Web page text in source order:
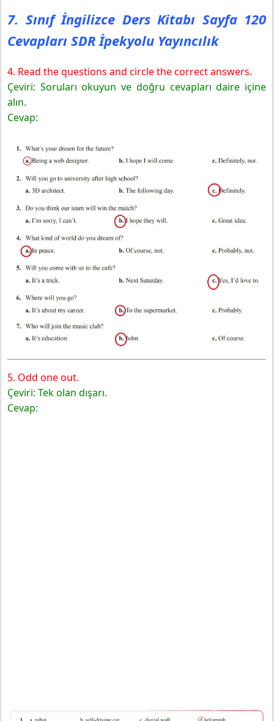
7. Sınıf İngilizce Ders Kitabı Sayfa 120
Cevapları SDR İpekyolu Yayıncılık
4. Read the questions and circle the correct answers.
Çeviri: Soruları okuyun ve doğru cevapları daire içine
alın.
Cevap:
5. Odd one out.
Çeviri: Tek olan dışarı.
Cevap: